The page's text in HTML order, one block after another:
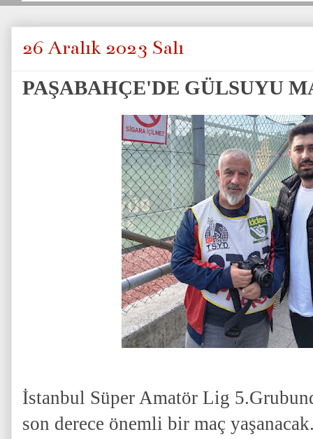
26 Aralık 2023 Salı
PAŞABAHÇE'DE GÜLSUYU
İstanbul Süper Amatör Lig
son derece önemli bir maç